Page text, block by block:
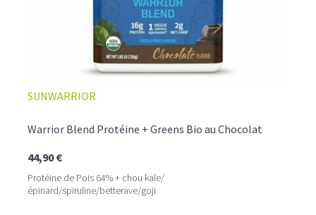
SUNWARRIOR
Warrior Blend Protéine + Greens Bio au Chocolat
44,90 €
Protéine de Pois 64% + chou kale/
épinard/spiruline/betterave/goji